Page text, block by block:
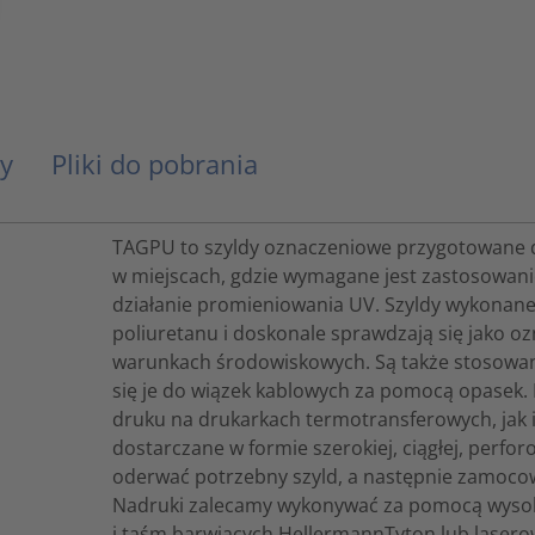
Pliki do pobrania
TAGPU to szyldy oznaczeniowe
w miejscach, gdzie wymagane jest
działanie promieniowania UV. Szyldy
poliuretanu i doskonale sprawdzają się jako
warunkach środowiskowych. Są także
się je do wiązek kablowych za pomocą
druku na drukarkach termotransferowych, jak
dostarczane w formie szerokiej, ciągłej,
oderwać potrzebny szyld, a następnie
Nadruki zalecamy wykonywać za pomocą